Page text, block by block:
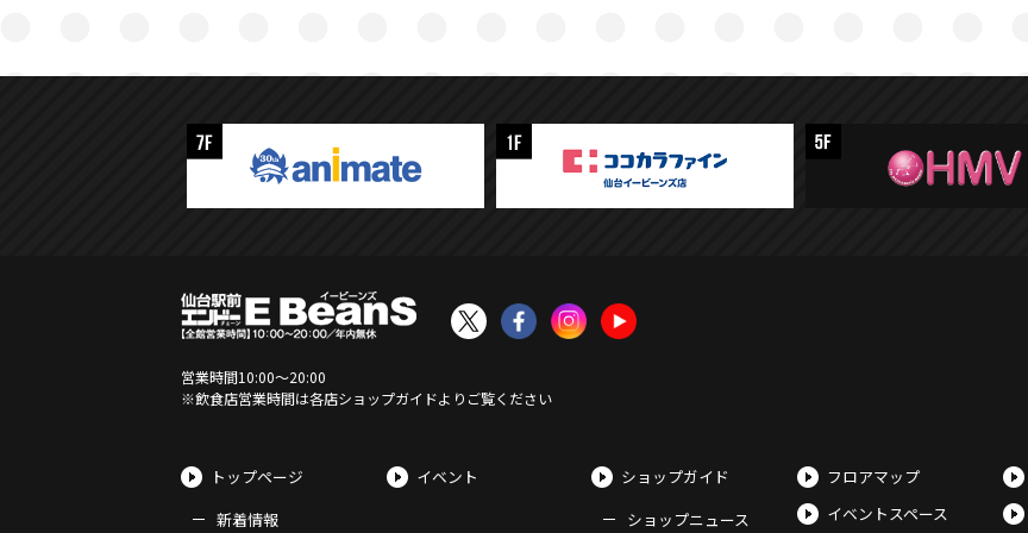
営業時間10:00〜20:00
※飲食店営業時間は各店ショップガイドよりご覧ください
トップページ
新着情報
イベント
ショップガイド
ショップニュース
フロアマップ
イベントスペース